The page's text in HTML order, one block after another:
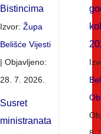
Bistincima
Izvor: Župa
Belišće Vijesti
Objavljeno:
28. 7. 2026.
Susret
ministranata